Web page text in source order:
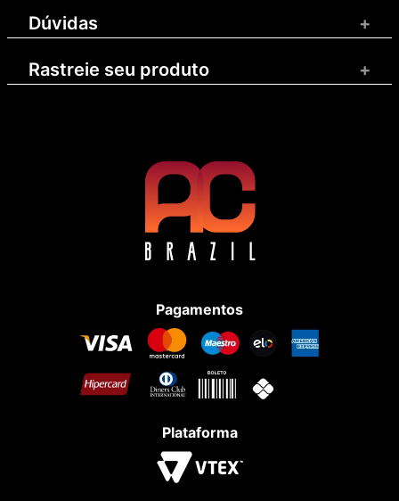
Dúvidas +
Rastreie seu produto +
Pagamentos
Plataforma